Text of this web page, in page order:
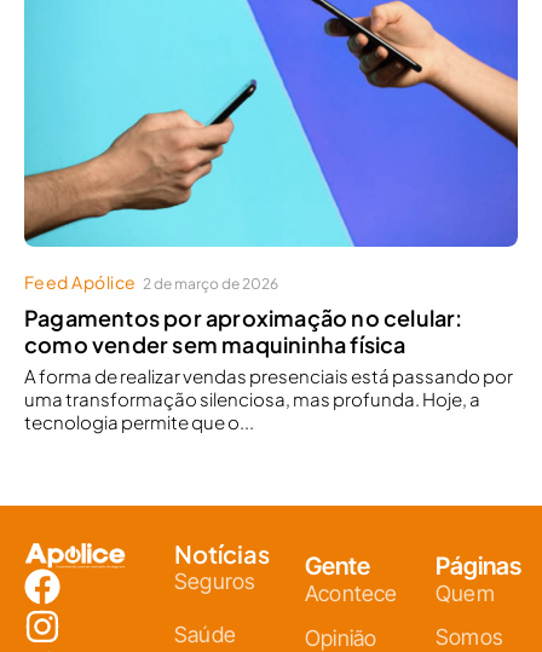
Feed Apólice 2 de março de 2026
Pagamentos por aproximação no celular:
como vender sem maquininha física
A forma de realizar vendas presenciais está passando por
uma transformação silenciosa, mas profunda. Hoje, a
tecnologia permite que o...
Notícias
Seguros
Saúde
Gente
Acontece
Opinião
Páginas
Quem
Somos